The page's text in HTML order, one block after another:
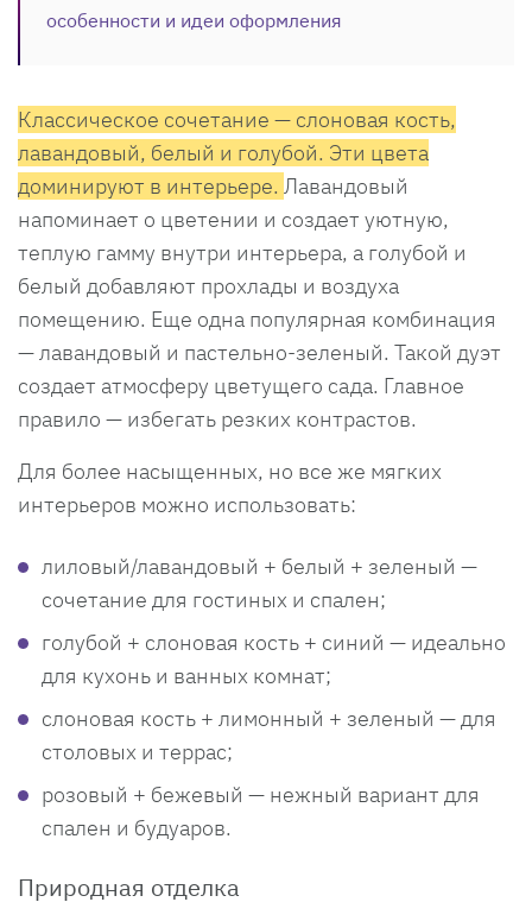
особенности и идеи оформления
Классическое сочетание — слоновая кость,
лавандовый, белый и голубой. Эти цвета
доминируют в интерьере. Лавандовый
напоминает о цветении и создает уютную,
теплую гамму внутри интерьера, а голубой и
белый добавляют прохлады и воздуха
помещению. Еще одна популярная комбинация
— лавандовый и пастельно-зеленый. Такой дуэт
создает атмосферу цветущего сада. Главное
правило — избегать резких контрастов.
Для более насыщенных, но все же мягких
интерьеров можно использовать:
лиловый/лавандовый + белый + зеленый —
сочетание для гостиных и спален;
голубой + слоновая кость + синий — идеально
для кухонь и ванных комнат;
слоновая кость + лимонный + зеленый — для
столовых и террас;
розовый + бежевый — нежный вариант для
спален и будуаров.
Природная отделка